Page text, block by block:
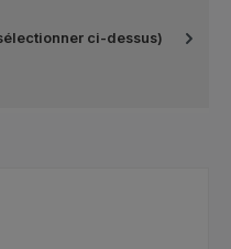
ci-dessus)